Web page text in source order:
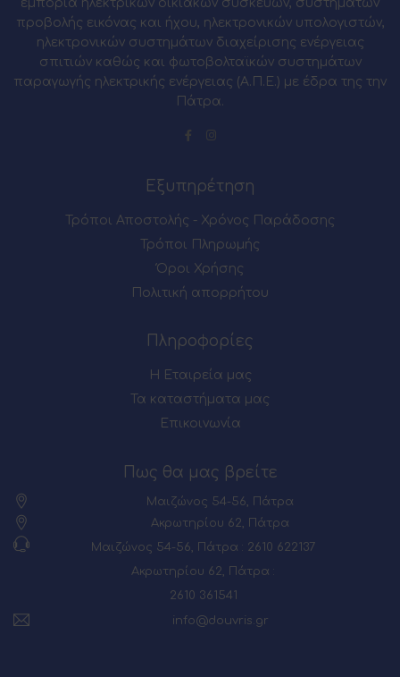
εμπορία ηλεκτρικών οικιακών συσκευών, συστημάτων
προβολής εικόνας και ήχου, ηλεκτρονικών υπολογιστών,
ηλεκτρονικών συστημάτων διαχείρισης ενέργειας
σπιτιών καθώς και φωτοβολταϊκών συστημάτων
παραγωγής ηλεκτρικής ενέργειας (Α.Π.Ε.) με έδρα της την
Πάτρα.
Εξυπηρέτηση
Τρόποι Αποστολής - Χρόνος Παράδοσης
Τρόποι Πληρωμής
Όροι Χρήσης
Πολιτική απορρήτου
Πληροφορίες
Η Εταιρεία μας
Τα καταστήματα μας
Επικοινωνία
Πως θα μας βρείτε
Μαιζώνος 54-56, Πάτρα
Ακρωτηρίου 62, Πάτρα
Μαιζώνος 54-56, Πάτρα : 2610 622137
Ακρωτηρίου 62, Πάτρα :
2610 361541
info@douvris.gr